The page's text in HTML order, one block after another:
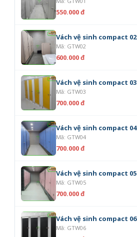
550.000 đ
Vách vệ sinh compact 02
Mã: GTW02
600.000 đ
Vách vệ sinh compact 03
Mã: GTW03
700.000 đ
Vách vệ sinh compact 04
Mã: GTW04
700.000 đ
Vách vệ sinh compact 05
Mã: GTW05
700.000 đ
Vách vệ sinh compact 06
Mã: GTW06